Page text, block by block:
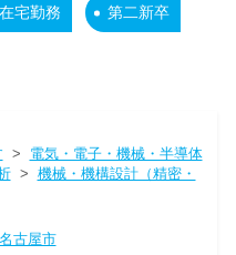
宅勤務 第二新卒
> 電気・電子・機械・半導体
> 機械・機構設計（精密・
名古屋市